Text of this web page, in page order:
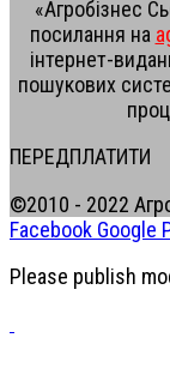
«Агробізнес
посилання на
інтернет-
пошукових
ПЕРЕДПЛАТИТИ
©2010 - 2022
Facebook Google
Please publish